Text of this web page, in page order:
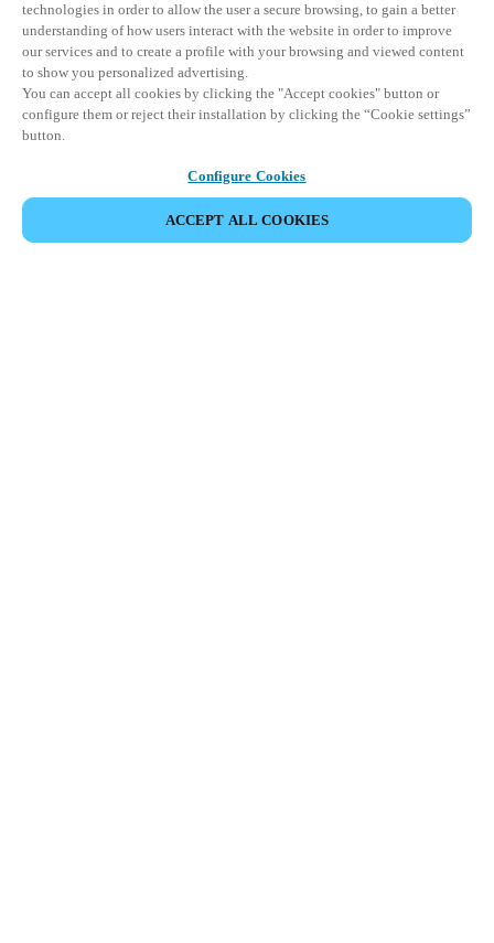
technologies in order to allow the user a secure browsing, to gain a better
understanding of how users interact with the website in order to improve
our services and to create a profile with your browsing and viewed content
to show you personalized advertising.
You can accept all cookies by clicking the "Accept cookies" button or
configure them or reject their installation by clicking the “Cookie settings”
button.
Configure Cookies
ACCEPT ALL COOKIES